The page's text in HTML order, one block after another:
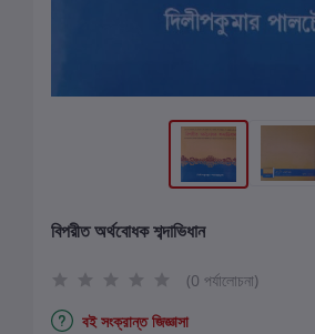
বিপরীত অর্থবোধক শব্দাভিধান
(0 পর্যালোচনা)
বই সংক্রান্ত জিজ্ঞাসা